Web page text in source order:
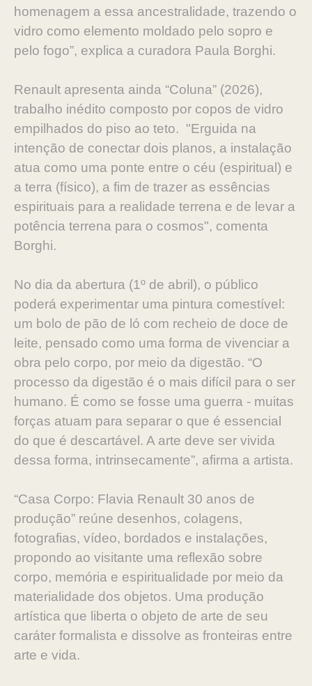
homenagem a essa ancestralidade, trazendo o
vidro como elemento moldado pelo sopro e
pelo fogo”, explica a curadora Paula Borghi.
Renault apresenta ainda “Coluna” (2026),
trabalho inédito composto por copos de vidro
empilhados do piso ao teto. "Erguida na
intenção de conectar dois planos, a instalação
atua como uma ponte entre o céu (espiritual) e
a terra (físico), a fim de trazer as essências
espirituais para a realidade terrena e de levar a
potência terrena para o cosmos", comenta
Borghi.
No dia da abertura (1º de abril), o público
poderá experimentar uma pintura comestível:
um bolo de pão de ló com recheio de doce de
leite, pensado como uma forma de vivenciar a
obra pelo corpo, por meio da digestão. “O
processo da digestão é o mais difícil para o ser
humano. É como se fosse uma guerra - muitas
forças atuam para separar o que é essencial
do que é descartável. A arte deve ser vivida
dessa forma, intrinsecamente”, afirma a artista.
“Casa Corpo: Flavia Renault 30 anos de
produção” reúne desenhos, colagens,
fotografias, vídeo, bordados e instalações,
propondo ao visitante uma reflexão sobre
corpo, memória e espiritualidade por meio da
materialidade dos objetos. Uma produção
artística que liberta o objeto de arte de seu
caráter formalista e dissolve as fronteiras entre
arte e vida.